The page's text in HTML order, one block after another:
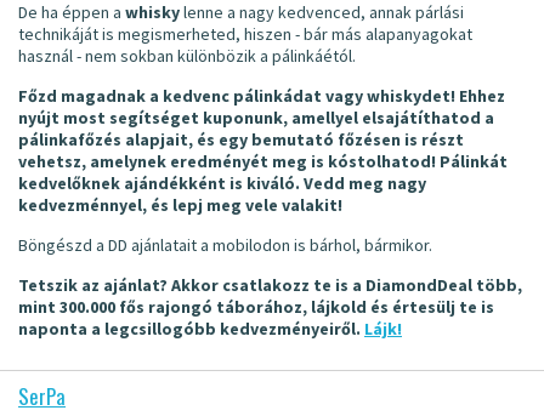
De ha éppen a whiskylenne a nagy kedvenced, annak párlási
technikáját is megismerheted, hiszen - bár más alapanyagokat
használ - nem sokban különbözik a pálinkáétól.
Főzd magadnak a kedvenc pálinkádat vagy whiskydet! Ehhez
nyújt most segítséget kuponunk, amellyel elsajátíthatod a
pálinkafőzés alapjait, és egy bemutató főzésen is részt
vehetsz, amelynek eredményét meg is kóstolhatod! Pálinkát
kedvelőknek ajándékként is kiváló. Vedd meg nagy
kedvezménnyel, és lepj meg vele valakit!
Böngészd a DD ajánlatait a mobilodon is bárhol, bármikor.
Tetszik az ajánlat? Akkor csatlakozz te is a DiamondDeal több,
mint 300.000 fős rajongó táborához, lájkold és értesülj te is
naponta a legcsillogóbb kedvezményeiről. Lájk!
SerPa